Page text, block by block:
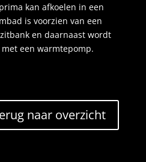
kan afkoelen in een
is voorzien van een
en daarnaast wordt
een warmtepomp.
naar overzicht